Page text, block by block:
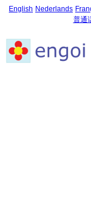
English Nederlands
普通